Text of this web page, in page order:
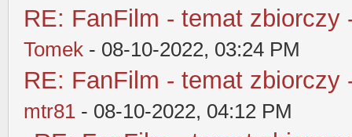
RE: FanFilm - temat zbiorczy
Tomek - 08-10-2022, 03:24 PM
RE: FanFilm - temat zbiorczy
mtr81 - 08-10-2022, 04:12 PM